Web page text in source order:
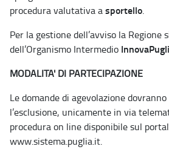
procedura valutativa asportello.
Per la gestione dell’avviso la Regione
dell’Organismo Intermedio
MODALITA' DI PARTECIPAZIONE
Le domande di agevolazione
l’esclusione, unicamente in via
procedura on line disponibile sul
www.sistema.puglia.it.